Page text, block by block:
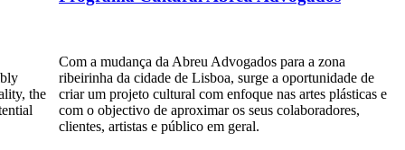
the
Com a mudança da Abreu Advogados para a zona
ribeirinha da cidade de Lisboa, surge a oportunidade de
criar um projeto cultural com enfoque nas artes plásticas e
com o objectivo de aproximar os seus colaboradores,
clientes, artistas e público em geral.